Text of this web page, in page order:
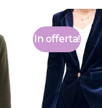
In offerta!